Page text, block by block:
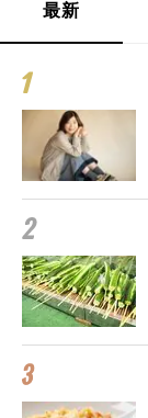
最新